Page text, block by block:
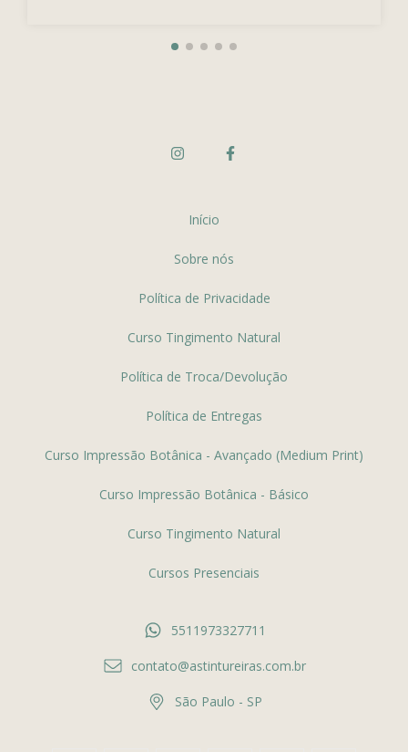
Início
Sobre nós
Política de Privacidade
Curso Tingimento Natural
Política de Troca/Devolução
Política de Entregas
Curso Impressão Botânica - Avançado (Medium Print)
Curso Impressão Botânica - Básico
Curso Tingimento Natural
Cursos Presenciais
5511973327711
contato@astintureiras.com.br
São Paulo - SP